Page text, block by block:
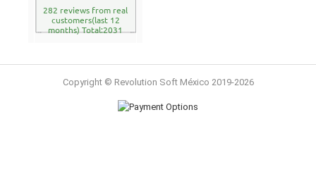
282 reviews from real
customers(last 12
months) Total:2031
Copyright © Revolution Soft México 2019-2026